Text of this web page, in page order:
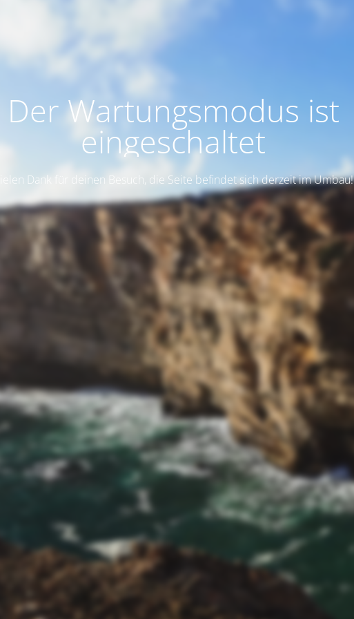
Der Wartungsmodus ist
eingeschaltet
Vielen Dank für deinen Besuch, die Seite befindet sich derzeit im Umbau!